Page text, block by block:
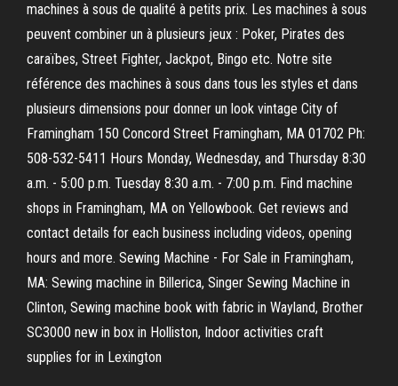
machines à sous de qualité à petits prix. Les machines à sous
peuvent combiner un à plusieurs jeux : Poker, Pirates des
caraïbes, Street Fighter, Jackpot, Bingo etc. Notre site
référence des machines à sous dans tous les styles et dans
plusieurs dimensions pour donner un look vintage City of
Framingham 150 Concord Street Framingham, MA 01702 Ph:
508-532-5411 Hours Monday, Wednesday, and Thursday 8:30
a.m. - 5:00 p.m. Tuesday 8:30 a.m. - 7:00 p.m. Find machine
shops in Framingham, MA on Yellowbook. Get reviews and
contact details for each business including videos, opening
hours and more. Sewing Machine - For Sale in Framingham,
MA: Sewing machine in Billerica, Singer Sewing Machine in
Clinton, Sewing machine book with fabric in Wayland, Brother
SC3000 new in box in Holliston, Indoor activities craft
supplies for in Lexington